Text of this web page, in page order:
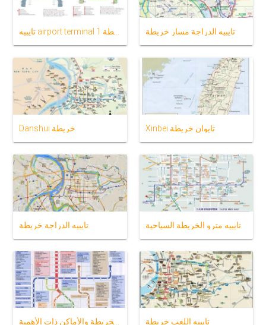
تايبيه airport terminal 1 خريطة تايبيه الدراجة مسار خريطة
Danshui خريطة Xinbei تايوان خريطة
تايبيه الدراجة خريطة تايبيه مترو الخريطة السياحية
تايبيه اللعب خريطة